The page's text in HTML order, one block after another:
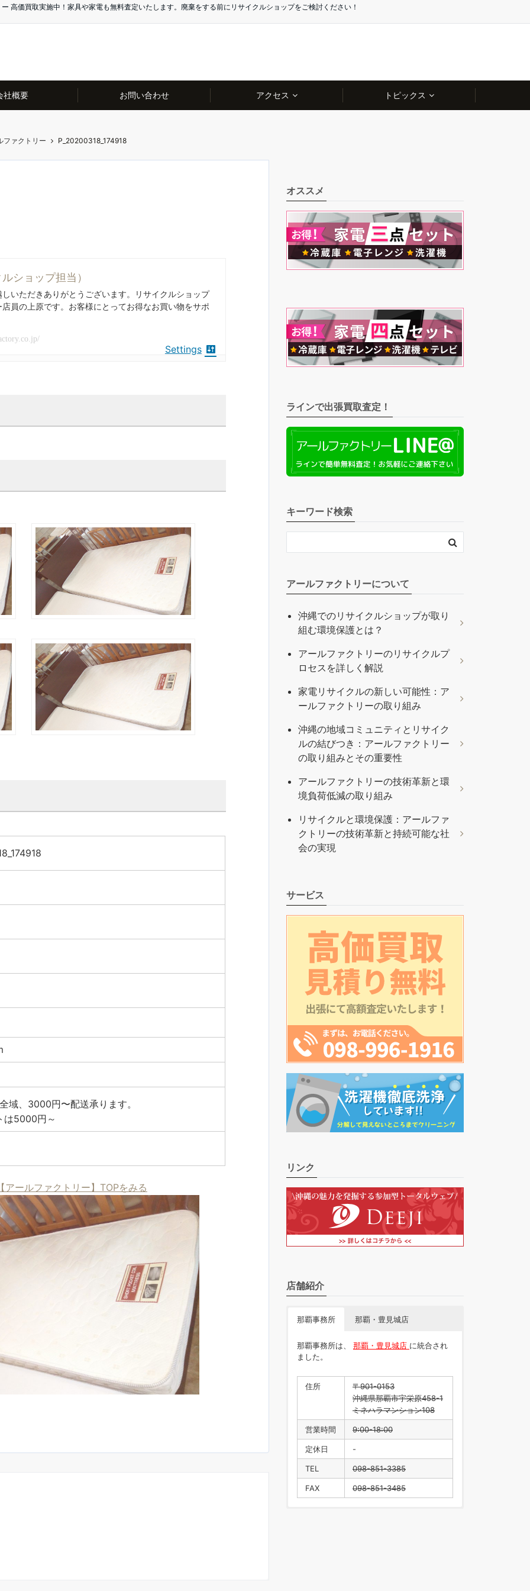
高価買取実施中！家具や家電も無料査定いたします。廃棄をする前にリサイクルショップをご検討ください！
社概要 お問い合わせ アクセス トピックス
ファクトリー P_20200318_174918
ショップ担当）
いただきありがとうございます。リサイクルショップ
員の上原です。お客様にとってお得なお買い物をサポ
Settings
域、3000円〜配送承ります。
は5000円～
ールファクトリー】TOPをみる
オススメ
ラインで出張買取査定！
キーワード検索
アールファクトリーについて
沖縄でのリサイクルショップが取り
組む環境保護とは？
アールファクトリーのリサイクルプ
ロセスを詳しく解説
家電リサイクルの新しい可能性：ア
ールファクトリーの取り組み
沖縄の地域コミュニティとリサイク
ルの結びつき：アールファクトリー
の取り組みとその重要性
アールファクトリーの技術革新と環
境負荷低減の取り組み
リサイクルと環境保護：アールファ
クトリーの技術革新と持続可能な社
会の実現
サービス
リンク
店舗紹介
那覇事務所 那覇・豊見城店
那覇事務所は、 那覇・豊見城店 に統合され
ました。
住所
〒901-0153
沖縄県那覇市宇栄原458-1
ミネハラマンション108
営業時間 9:00-18:00
定休日 -
TEL 098-851-3385
FAX 098-851-3485